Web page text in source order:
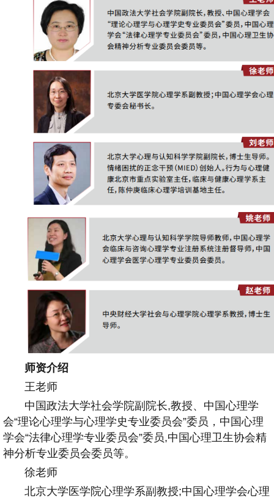
师资介绍
王老师
中国政法大学社会学院副院长,教授、中国心理学
会“理论心理学与心理学史专业委员会”委员，中国心理
学会“法律心理学专业委员会”委员,中国心理卫生协会精
神分析专业委员会委员等。
徐老师
北京大学医学院心理学系副教授;中国心理学会心理